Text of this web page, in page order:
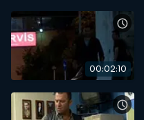
00:02:10